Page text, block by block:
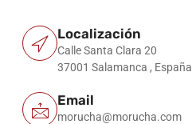
Localización
Calle Santa Clara 20
37001 Salamanca , España
Email
morucha@morucha.com